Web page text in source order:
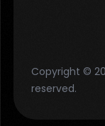
Copyright ©
reserved.